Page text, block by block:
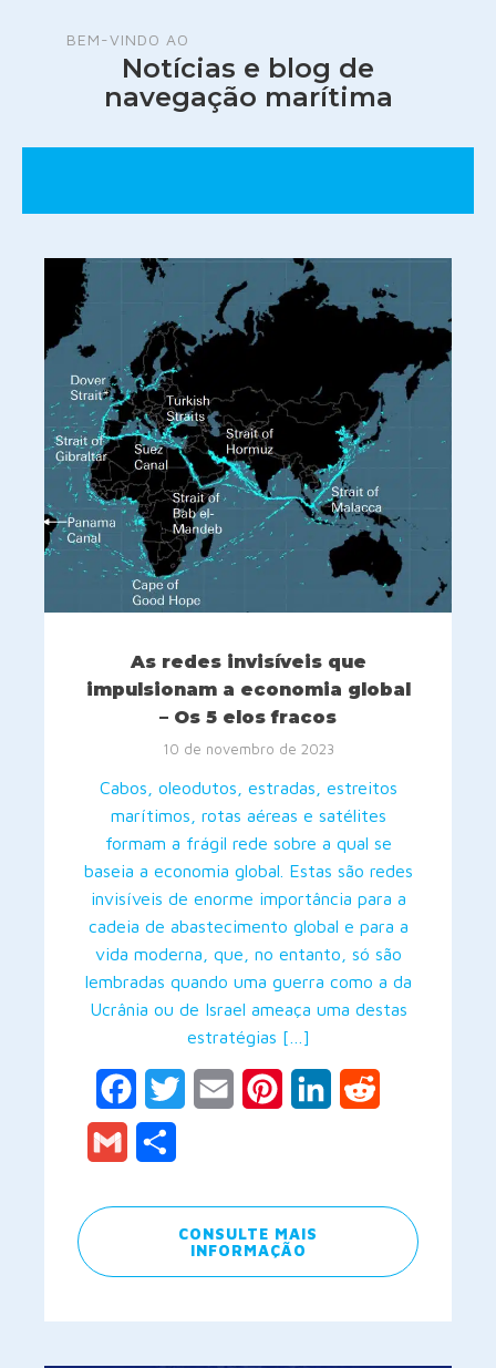
BEM-VINDO AO
Notícias e blog de
navegação marítima
As redes invisíveis que
impulsionam a economia global
– Os 5 elos fracos
10 de novembro de 2023
Cabos, oleodutos, estradas, estreitos
marítimos, rotas aéreas e satélites
formam a frágil rede sobre a qual se
baseia a economia global. Estas são redes
invisíveis de enorme importância para a
cadeia de abastecimento global e para a
vida moderna, que, no entanto, só são
lembradas quando uma guerra como a da
Ucrânia ou de Israel ameaça uma destas
estratégias […]
FacebookTwitter Email PinterestLinkedIn
Gmail
CONSULTE MAIS
INFORMAÇÃO